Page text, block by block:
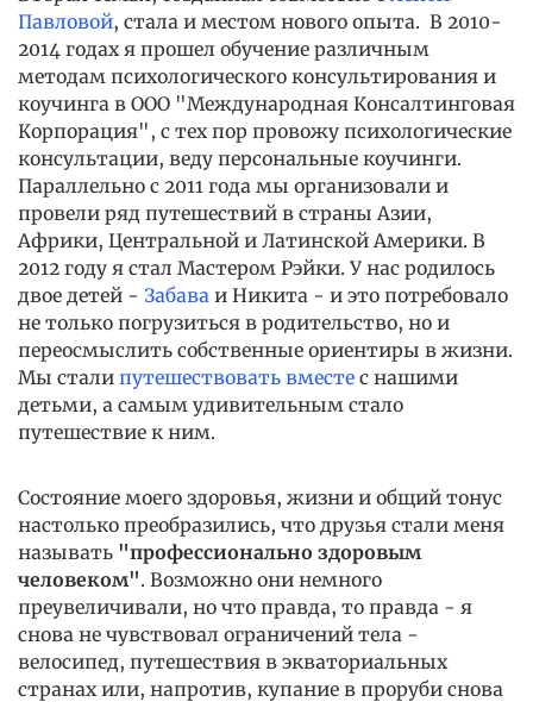
Павловой, стала и местом нового опыта. В 2010-
2014 годах я прошел обучение различным
методам психологического консультирования и
коучинга в ООО "Международная Консалтинговая
Корпорация", с тех пор провожу психологические
консультации, веду персональные коучинги.
Параллельно с 2011 года мы организовали и
провели ряд путешествий в страны Азии,
Африки, Центральной и Латинской Америки. В
2012 году я стал Мастером Рэйки. У нас родилось
двое детей - Забава и Никита - и это потребовало
не только погрузиться в родительство, но и
переосмыслить собственные ориентиры в жизни.
Мы стали путешествовать вместе с нашими
детьми, а самым удивительным стало
путешествие к ним.
Состояние моего здоровья, жизни и общий тонус
настолько преобразились, что друзья стали меня
называть "профессионально здоровым
человеком". Возможно они немного
преувеличивали, но что правда, то правда - я
снова не чувствовал ограничений тела -
велосипед, путешествия в экваториальных
странах или, напротив, купание в проруби снова